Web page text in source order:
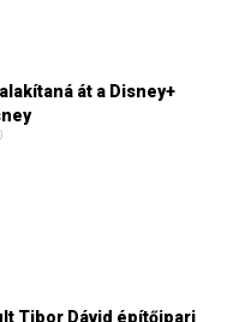
át a Disney+
Tibor Dávid építőipari